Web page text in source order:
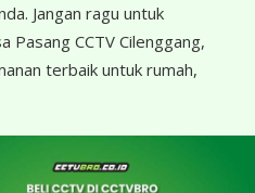
Jangan ragu untuk
Pasang CCTV Cilenggang,
terbaik untuk rumah,